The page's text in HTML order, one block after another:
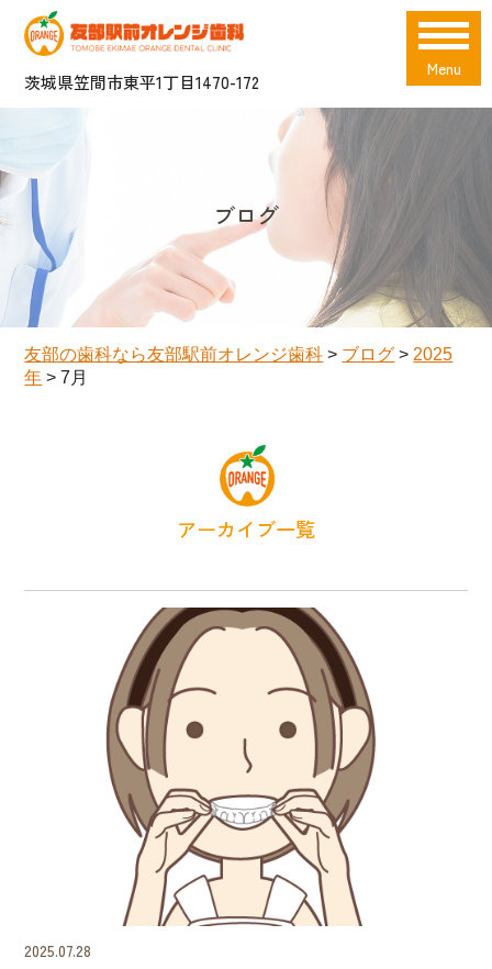
Menu
茨城県笠間市東平1丁目1470-172
ブログ
友部の歯科なら友部駅前オレンジ歯科 > ブログ > 2025
年 >7月
アーカイブ一覧
2025.07.28